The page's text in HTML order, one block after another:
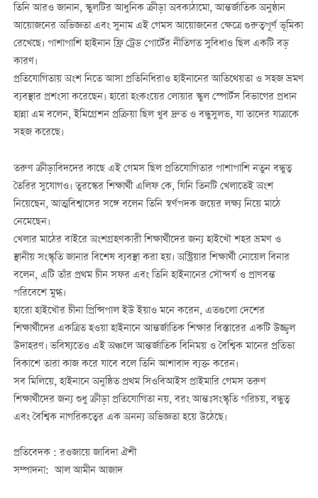
তিনি আরও জানান, স্কুলটির আধুনিক ক্রীড়া অবকাঠামো, আন্তর্জাতিক অনুষ্ঠান
আয়োজনের অভিজ্ঞতা এবং সুনাম এই গেমস আয়োজনের ক্ষেত্রে গুরুত্বপূর্ণ ভূমিকা
রেখেছে। পাশাপাশি হাইনান ফ্রি ট্রেড পোর্টের নীতিগত সুবিধাও ছিল একটি বড়
কারণ।
প্রতিযোগিতায় অংশ নিতে আসা প্রতিনিধিরাও হাইনানের আতিথেয়তা ও সহজ ভ্রমণ
ব্যবস্থার প্রশংসা করেছেন। হারো হংকংয়ের লোয়ার স্কুল স্পোর্টস বিভাগের প্রধান
হান্না এম বলেন, ইমিগ্রেশন প্রক্রিয়া ছিল খুব দ্রুত ও বন্ধুসুলভ, যা তাদের যাত্রাকে
সহজ করেছে।
তরুণ ক্রীড়াবিদদের কাছে এই গেমস ছিল প্রতিযোগিতার পাশাপাশি নতুন বন্ধুত্ব
তৈরির সুযোগও। তুরস্কের শিক্ষার্থী এলিফ কে, যিনি তিনটি খেলাতেই অংশ
নিয়েছেন, আত্মবিশ্বাসের সঙ্গে বলেন তিনি স্বর্ণপদক জয়ের লক্ষ্য নিয়ে মাঠে
নেমেছেন।
খেলার মাঠের বাইরে অংশগ্রহণকারী শিক্ষার্থীদের জন্য হাইখৌ শহর ভ্রমণ ও
স্থানীয় সংস্কৃতি জানার বিশেষ ব্যবস্থা করা হয়। অস্ট্রিয়ার শিক্ষার্থী নোয়েল বিনার
বলেন, এটি তাঁর প্রথম চীন সফর এবং তিনি হাইনানের সৌন্দর্য ও প্রাণবন্ত
পরিবেশে মুগ্ধ।
হারো হাইখৌর চীনা প্রিন্সিপাল ইউ ইয়াও মনে করেন, এতগুলো দেশের
শিক্ষার্থীদের একত্রিত হওয়া হাইনানে আন্তর্জাতিক শিক্ষার বিস্তারের একটি উজ্জ্বল
উদাহরণ। ভবিষ্যতেও এই অঞ্চলে আন্তর্জাতিক বিনিময় ও বৈশ্বিক মানের প্রতিভা
বিকাশে তারা কাজ করে যাবে বলে তিনি আশাবাদ ব্যক্ত করেন।
সব মিলিয়ে, হাইনানে অনুষ্ঠিত প্রথম সিওবিআইস প্রাইমারি গেমস তরুণ
শিক্ষার্থীদের জন্য শুধু ক্রীড়া প্রতিযোগিতা নয়, বরং আন্তঃসংস্কৃতি পরিচয়, বন্ধুত্ব
এবং বৈশ্বিক নাগরিকত্বের এক অনন্য অভিজ্ঞতা হয়ে উঠেছে।
প্রতিবেদক : রওজায়ে জাবিদা ঐশী
সম্পাদনা: আল আমীন আজাদ